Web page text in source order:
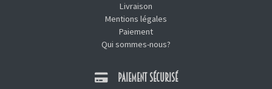
Livraison
Mentions légales
Paiement
Qui sommes-nous?
PAIEMENT SÉCURISÉ